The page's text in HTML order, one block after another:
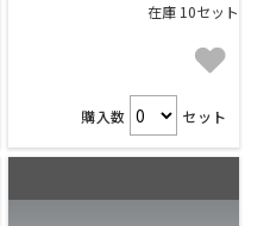
在庫 10セット
購入数 セット